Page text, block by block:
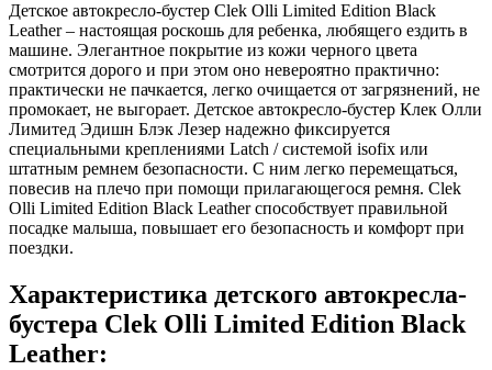
Детское автокресло-бустер Clek Olli Limited Edition Black
Leather – настоящая роскошь для ребенка, любящего ездить в
машине. Элегантное покрытие из кожи черного цвета
смотрится дорого и при этом оно невероятно практично:
практически не пачкается, легко очищается от загрязнений, не
промокает, не выгорает. Детское автокресло-бустер Клек Олли
Лимитед Эдишн Блэк Лезер надежно фиксируется
специальными креплениями Latch / системой isofix или
штатным ремнем безопасности. С ним легко перемещаться,
повесив на плечо при помощи прилагающегося ремня. Clek
Olli Limited Edition Black Leather способствует правильной
посадке малыша, повышает его безопасность и комфорт при
поездки.
Характеристика детского автокресла-
бустера Clek Olli Limited Edition Black
Leather: